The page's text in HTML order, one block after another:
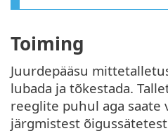
Toiming
Juurdepääsu
lubada ja tõkestada.
reeglite puhul aga saate
järgmistest